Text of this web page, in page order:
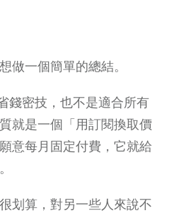
做一個簡單的總結。
錢密技，也不是適合所有
就是一個「用訂閱換取價
每月固定付費，它就給
划算，對另一些人來說不